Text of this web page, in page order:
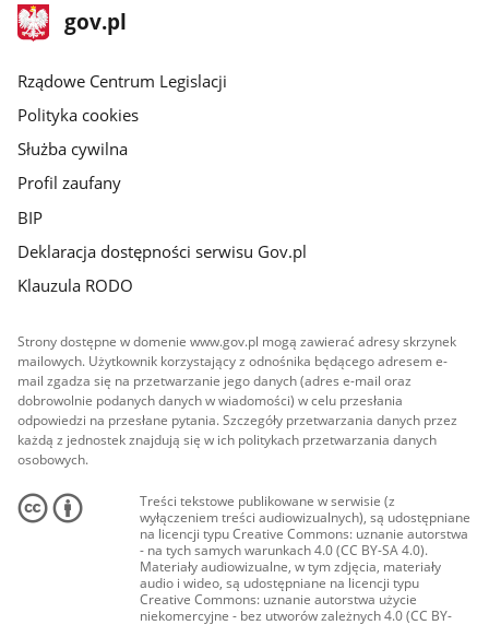
stopka
gov.plStrona
gov.pl
Rządowe Centrum Legislacji
Polityka cookies
Służba cywilna
Profil zaufany
BIP
Deklaracja dostępności serwisu Gov.pl
Klauzula RODO
Strony dostępne w domenie www.gov.pl mogą zawierać adresy skrzynek
mailowych. Użytkownik korzystający z odnośnika będącego adresem e-
mail zgadza się na przetwarzanie jego danych (adres e-mail oraz
dobrowolnie podanych danych w wiadomości) w celu przesłania
odpowiedzi na przesłane pytania. Szczegóły przetwarzania danych przez
każdą z jednostek znajdują się w ich politykach przetwarzania danych
osobowych.
Treści tekstowe publikowane w serwisie (z
wyłączeniem treści audiowizualnych), są udostępniane
na licencji typu Creative Commons: uznanie autorstwa
- na tych samych warunkach 4.0 (CC BY-SA 4.0).
Materiały audiowizualne, w tym zdjęcia, materiały
audio i wideo, są udostępniane na licencji typu
Creative Commons: uznanie autorstwa użycie
niekomercyjne - bez utworów zależnych 4.0 (CC BY-